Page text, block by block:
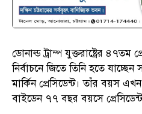
ডোনাল্ড ট্রাম্প যুক্তরাষ্ট্রের ৪৭তম
নির্বাচনে জিতে তিনি হতে
মার্কিন প্রেসিডেন্ট। তাঁর বয়স
বাইডেন ৭৭ বছর বয়সে প্রেসিডেন্ট